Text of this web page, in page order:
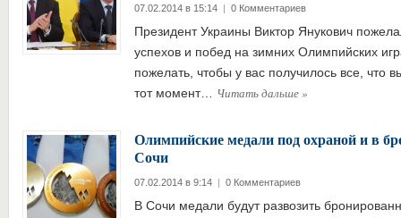
07.02.2014 в 15:14 | 0 Комментариев
Президент Украины Виктор Янукович
успехов и побед на зимних Олимпийских
пожелать, чтобы у вас получилось все, что
тот момент… Читать дальше»
Олимпийские медали под охраной и в
Сочи
07.02.2014 в 9:14 | 0 Комментариев
В Сочи медали будут развозить